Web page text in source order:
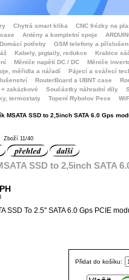
Chytrá smart klika CNC frézky na
Antény a kompletní spoje
Domácí potřeby GSM telefony a
Kabely, pigtaily, redukce Krabice
Měniče napětí DC / DC Měniče
měřidla a nářadí Pájecí a svářecí
RouterBoard a UBNT case
zakázkové Součástky náhradní díly
termostaty Topení Rybolov Pece
MSATA SSD to 2,5inch SATA 6.0 Gps
Zboží 11/40
SSD to 2,5inch SATA
SSD To 2.5" SATA 6.0 Gps PCIE
Přidat do košíku: